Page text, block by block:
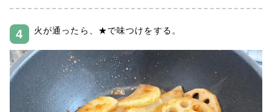
火が通ったら、★で味つけをする。